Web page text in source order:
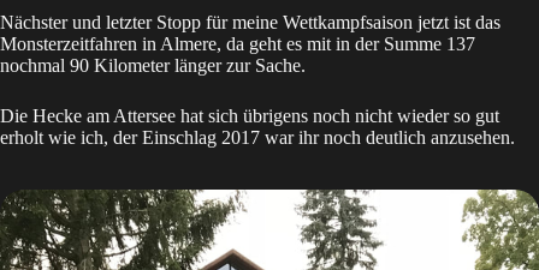
Nächster und letzter Stopp für meine Wettkampfsaison jetzt ist das
Monsterzeitfahren in Almere, da geht es mit in der Summe 137
nochmal 90 Kilometer länger zur Sache.
Die Hecke am Attersee hat sich übrigens noch nicht wieder so gut
erholt wie ich, der Einschlag 2017 war ihr noch deutlich anzusehen.